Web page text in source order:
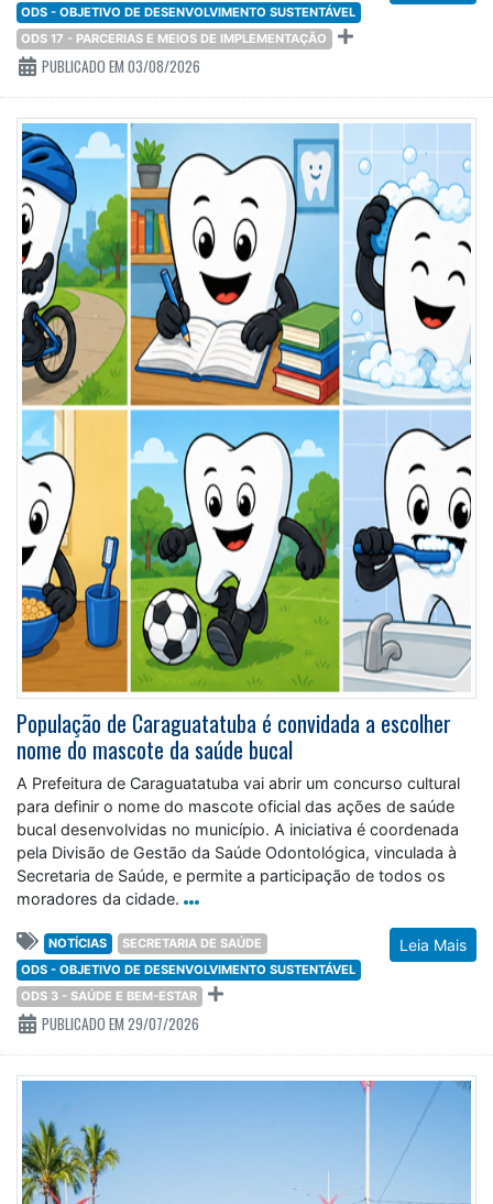
ODS - OBJETIVO DE DESENVOLVIMENTO SUSTENTÁVEL
ODS 17 - PARCERIAS E MEIOS DE IMPLEMENTAÇÃO
PUBLICADO EM 03/08/2026
População de Caraguatatuba é convidada a escolher
nome do mascote da saúde bucal
A Prefeitura de Caraguatatuba vai abrir um concurso cultural
para definir o nome do mascote oficial das ações de saúde
bucal desenvolvidas no município. A iniciativa é coordenada
pela Divisão de Gestão da Saúde Odontológica, vinculada à
Secretaria de Saúde, e permite a participação de todos os
moradores da cidade.
Leia Mais
NOTÍCIAS
SECRETARIA DE SAÚDE
ODS - OBJETIVO DE DESENVOLVIMENTO SUSTENTÁVEL
ODS 3 - SAÚDE E BEM-ESTAR
PUBLICADO EM 29/07/2026